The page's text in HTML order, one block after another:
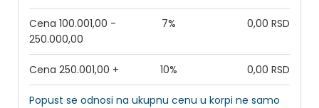
Cena 100.001,00 -
250.000,00
7% 0,00 RSD
Cena 250.001,00 + 10% 0,00 RSD
Popust se odnosi na ukupnu cenu u korpi ne samo